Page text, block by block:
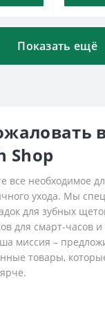
Показать ещё
Shop
все необходимое
ухода. Мы
для зубных
для смарт-часов и
миссия –
товары,